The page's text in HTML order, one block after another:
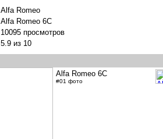
Alfa Romeo
Alfa Romeo 6C
10095 просмотров
5.9 из 10
Alfa Romeo 6C
#01 фото